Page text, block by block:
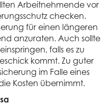
Arbeitnehmende vor
checken.
für einen längeren
anzuraten. Auch sollte
falls es zu
kommt. Zu guter
im Falle eines
Kosten übernimmt.